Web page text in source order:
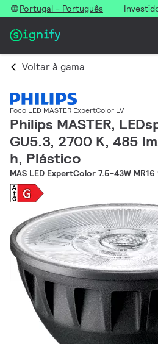
Portugal - Português
Voltar à gama
Foco LED MASTER ExpertColor LV
Philips MASTER,
GU5.3, 2700 K, 485
h, Plástico
MAS LED ExpertColor 7.5-43W MR16